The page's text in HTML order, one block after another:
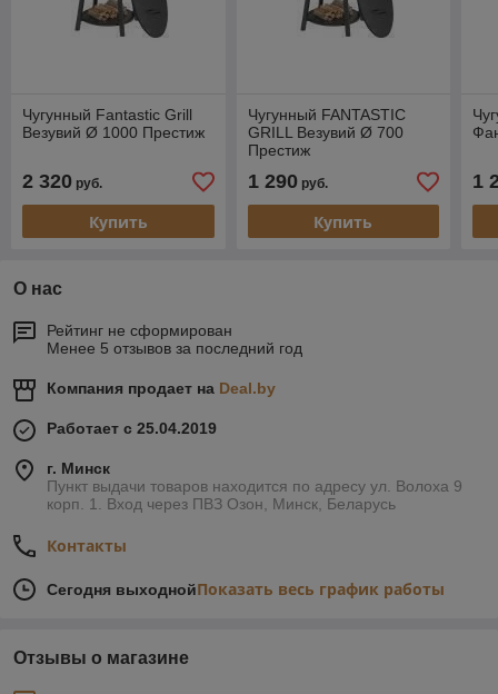
Чугунный Fantastic Grill
Везувий Ø 1000 Престиж
2 320 руб.
Купить
Чугунный FANTASTIC
GRILL Везувий Ø 700
Престиж
1 290руб.
Купить
1
О нас
Рейтинг не сформирован
Менее 5 отзывов за последний год
Компания продает на Deal.by
Работает с 25.04.2019
г. Минск
Пункт выдачи товаров находится по адресу ул. Волоха 9
корп. 1. Вход через ПВЗ Озон, Минск, Беларусь
Контакты
Сегодня выходнойПоказать весь график работы
Отзывы о магазине